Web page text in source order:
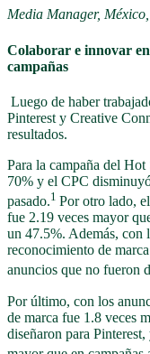
Media Manager,
Colaborar e innovar
campañas
Luego de haber
Pinterest y Creative
resultados.
Para la campaña del
70% y el CPC
pasado.1 Por otro lado,
fue 2.19 veces mayor
un 47.5%. Además, con
reconocimiento de
anuncios que no fueron
Por último, con los
de marca fue 1.8 veces
diseñaron para